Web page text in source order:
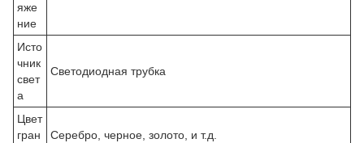
яже
ние
Исто
чник
свет
а
Светодиодная трубка
Цвет
гран
Серебро, черное, золото, и т.д.